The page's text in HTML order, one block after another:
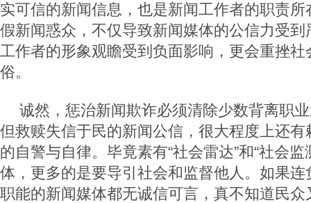
实可信的新闻信息，也是新闻工作者的职责
假新闻惑众，不仅导致新闻媒体的公信力受
工作者的形象观瞻受到负面影响，更会重挫
俗。
诚然，惩治新闻欺诈必须清除少数背离职
但救赎失信于民的新闻公信，很大程度上还
的自警与自律。毕竟素有“社会雷达”和“社会
体，更多的是要导引社会和监督他人。如果
职能的新闻媒体都无诚信可言，真不知道民众